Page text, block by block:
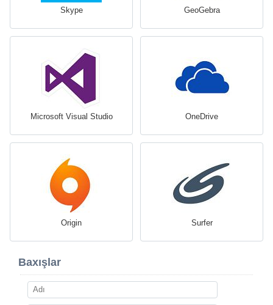
Skype GeoGebra
Microsoft Visual Studio OneDrive
Origin Surfer
Baxışlar